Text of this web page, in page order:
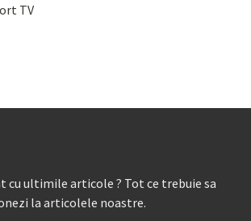
TV
cu ultimile articole ? Tot ce trebuie sa
la articolele noastre.